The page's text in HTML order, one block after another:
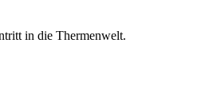
in die Thermenwelt.